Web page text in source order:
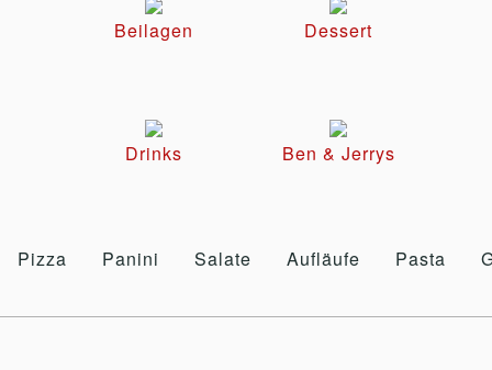
Beilagen Dessert
Drinks Ben & Jerrys
Pizza Panini Salate Aufläufe Pasta